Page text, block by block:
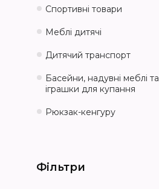
Спортивні товари
Меблі дитячі
Дитячий транспорт
Басейни, надувні меблі та
іграшки для купання
Рюкзак-кенгуру
Фільтри